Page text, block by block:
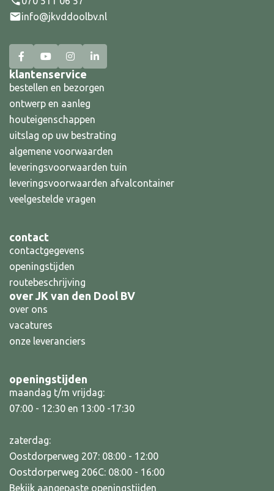
info@jkvddoolbv.nl
klantenservice
bestellen en bezorgen
ontwerp en aanleg
houteigenschappen
uitslag op uw bestrating
algemene voorwaarden
leveringsvoorwaarden tuin
leveringsvoorwaarden afvalcontainer
veelgestelde vragen
contact
contactgegevens
openingstijden
routebeschrijving
over JK van den Dool BV
over ons
vacatures
onze leveranciers
openingstijden
maandag t/m vrijdag:
07:00 - 12:30 en 13:00 -17:30
zaterdag:
Oostdorperweg 207: 08:00 - 12:00
Oostdorperweg 206C: 08:00 - 16:00
Bekijk aangepaste openingstijden